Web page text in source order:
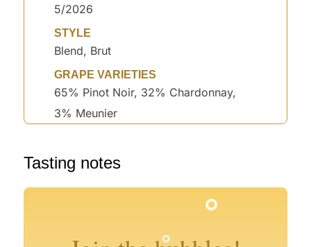
5/2026
STYLE
Blend, Brut
GRAPE VARIETIES
65% Pinot Noir, 32% Chardonnay,
3% Meunier
Tasting notes
°
° °
° ° °